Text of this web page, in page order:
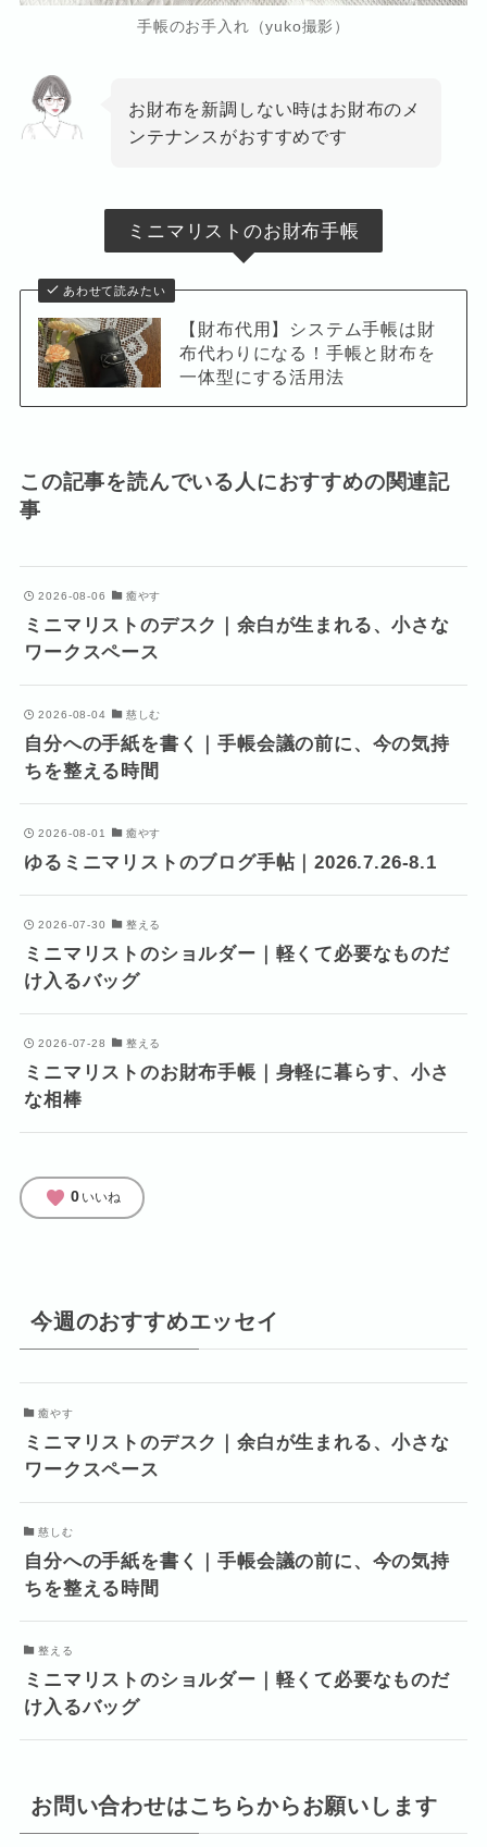
手帳のお手入れ（yuko撮影）
お財布を新調しない時はお財布のメ
ンテナンスがおすすめです
ミニマリストのお財布手帳
あわせて読みたい
【財布代用】システム手帳は財
布代わりになる！手帳と財布を
一体型にする活用法
この記事を読んでいる人におすすめの関連記
事
2026-08-06 癒やす
ミニマリストのデスク｜余白が生まれる、小さな
ワークスペース
2026-08-04 慈しむ
自分への手紙を書く｜手帳会議の前に、今の気持
ちを整える時間
2026-08-01 癒やす
ゆるミニマリストのブログ手帖｜2026.7.26-8.1
2026-07-30 整える
ミニマリストのショルダー｜軽くて必要なものだ
け入るバッグ
2026-07-28 整える
ミニマリストのお財布手帳｜身軽に暮らす、小さ
な相棒
favorite 0 いいね
今週のおすすめエッセイ
癒やす
ミニマリストのデスク｜余白が生まれる、小さな
ワークスペース
慈しむ
自分への手紙を書く｜手帳会議の前に、今の気持
ちを整える時間
整える
ミニマリストのショルダー｜軽くて必要なものだ
け入るバッグ
お問い合わせはこちらからお願いします